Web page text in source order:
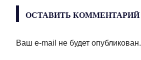
ОСТАВИТЬ КОММЕНТАРИЙ
Ваш e-mail не будет опубликован.